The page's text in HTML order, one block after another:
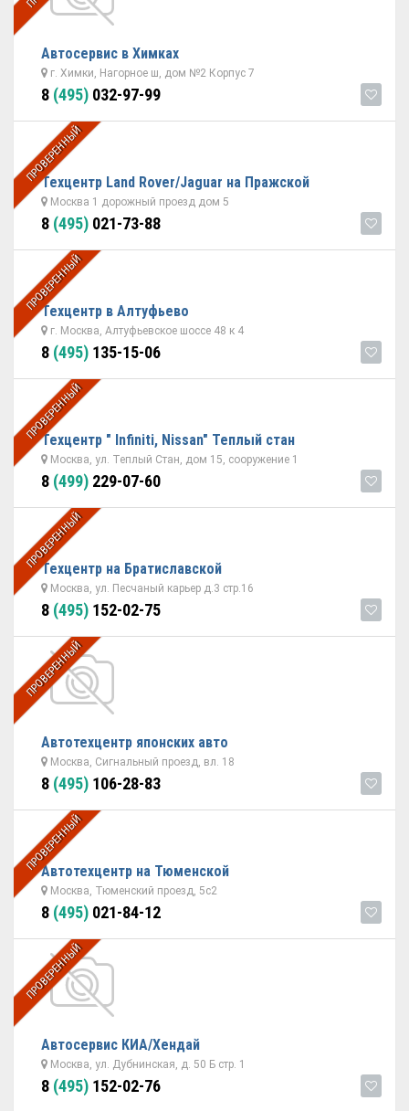
Автосервис в Химках
г. Химки, Нагорное ш, дом №2 Корпус 7
8 (495) 032-97-99
ПРОВЕРЕННЫЙ
Техцентр Land Rover/Jaguar на Пражской
Москва 1 дорожный проезд дом 5
8 (495) 021-73-88
ПРОВЕРЕННЫЙ
Техцентр в Алтуфьево
г. Москва, Алтуфьевское шоссе 48 к 4
8 (495) 135-15-06
ПРОВЕРЕННЫЙ
Техцентр " Infiniti, Nissan" Теплый стан
Москва, ул. Теплый Стан, дом 15, сооружение 1
8 (499) 229-07-60
ПРОВЕРЕННЫЙ
Техцентр на Братиславской
Москва, ул. Песчаный карьер д.3 стр.16
8 (495) 152-02-75
ПРОВЕРЕННЫЙ
Автотехцентр японских авто
Москва, Сигнальный проезд, вл. 18
8 (495) 106-28-83
ПРОВЕРЕННЫЙ
Автотехцентр на Тюменской
Москва, Тюменский проезд, 5с2
8 (495) 021-84-12
ПРОВЕРЕННЫЙ
Автосервис КИА/Хендай
Москва, ул. Дубнинская, д. 50 Б стр. 1
8 (495) 152-02-76